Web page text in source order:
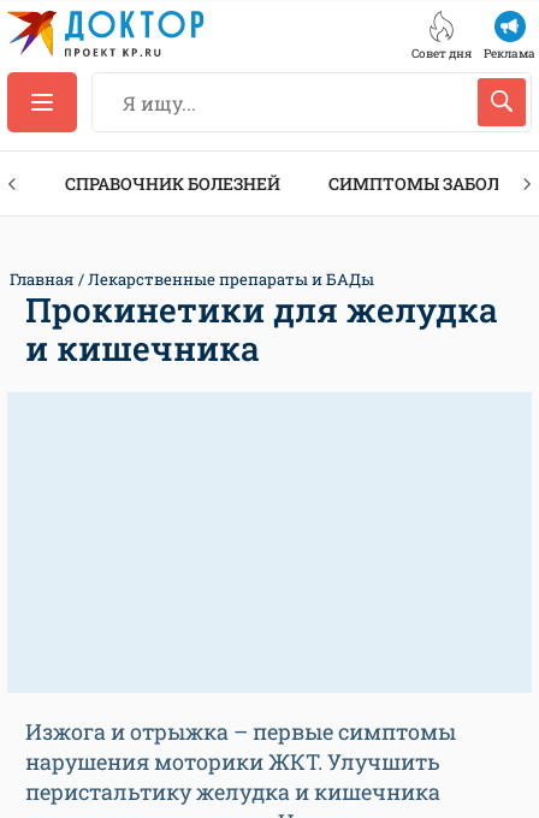
Совет дня Реклама
СПРАВОЧНИК БОЛЕЗНЕЙ СИМПТОМЫ
Главная Лекарственные препараты и БАДы
Прокинетики для желудка
и кишечника
Изжога и отрыжка – первые симптомы
нарушения моторики ЖКТ. Улучшить
перистальтику желудка и кишечника